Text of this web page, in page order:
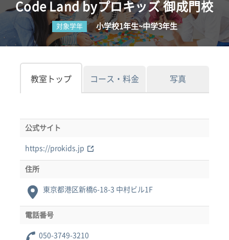
Code Land byプロキッズ 御成門校
対象学年 小学校1年生~中学3年生
教室トップ コース・料金 写真
公式サイト
https://prokids.jp
住所
東京都港区新橋6-18-3 中村ビル1F
電話番号
050-3749-3210